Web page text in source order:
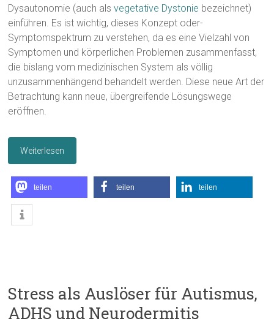
Dysautonomie (auch alsvegetative Dystonie bezeichnet)
einführen. Es ist wichtig, dieses Konzept oder-
Symptomspektrum zu verstehen, da es eine Vielzahl von
Symptomen und körperlichen Problemen zusammenfasst,
die bislang vom medizinischen System als völlig
unzusammenhängend behandelt werden. Diese neue Art der
Betrachtung kann neue, übergreifende Lösungswege
eröffnen.
Weiterlesen
teilen teilen teilen
Stress als Auslöser für Autismus,
ADHS und Neurodermitis